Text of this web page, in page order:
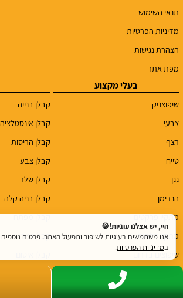
תנאי השימוש
מדיניות הפרטיות
הצהרת נגישות
מפת אתר
בעלי מקצוע
שיפוצניק
צבעי
רצף
טייח
גגן
הנדימן
מתקין פרקטים
מתקין דלתות
שיפוצים בדרום
שיפוצים במרכז
קבלן בנייה
קבלן אינסטלציה
קבלן הריסות
קבלן צבע
קבלן שלד
קבלן בניה קלה
קבלן מפתח
קבלן גמר
היי, יש אצלנו עוגיות!🍪
אנו משתמשים בעוגיות לשיפור ותפעול האתר. פרטים נוספים
במדיניות הפרטיות.